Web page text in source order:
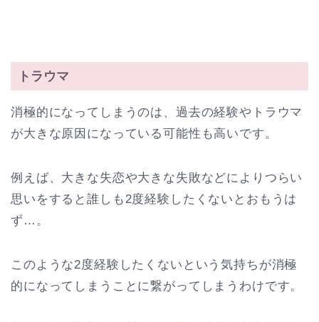
トラウマ
消極的になってしまうのは、過去の経験やトラウマ
が大きな原因になっている可能性も高いです。
例えば、大きな失恋や大きな失敗などによりつらい
思いをすると誰しも2度経験したくないとおもうは
ず…。
このような2度経験したくないという気持ちが消極
的になってしまうことに繋がってしまうわけです。